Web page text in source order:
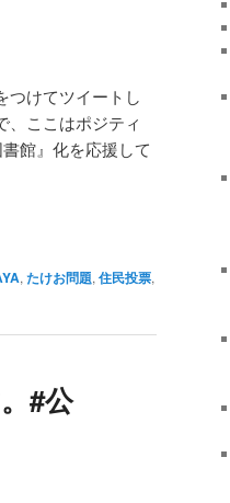
つけてツイートし
、ここはポジティ
館』化を応援して
, たけお問題, 住民投票,
#公